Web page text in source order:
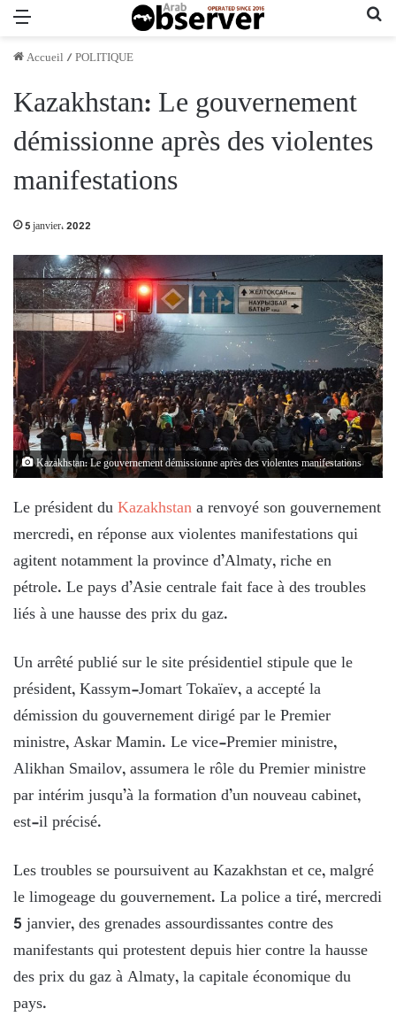
Accueil /POLITIQUE
Kazakhstan: Le gouvernement
démissionne après des violentes
manifestations
5 janvier، 2022
Kazakhstan: Le gouvernement démissionne après des violentes manifestations
Le président duKazakhstana renvoyé son gouvernement
mercredi, en réponse aux violentes manifestations qui
agitent notamment la province d’Almaty, riche en
pétrole. Le pays d’Asie centrale fait face à des troubles
liés à une hausse des prix du gaz.
Un arrêté publié sur le site présidentiel stipule que le
président, Kassym-Jomart Tokaïev, a accepté la
démission du gouvernement dirigé par le Premier
ministre, Askar Mamin. Le vice-Premier ministre,
Alikhan Smailov, assumera le rôle du Premier ministre
par intérim jusqu’à la formation d’un nouveau cabinet,
est-il précisé.
Les troubles se poursuivent au Kazakhstan et ce, malgré
le limogeage du gouvernement. La police a tiré, mercredi
5 janvier, des grenades assourdissantes contre des
manifestants qui protestent depuis hier contre la hausse
des prix du gaz à Almaty, la capitale économique du
pays.